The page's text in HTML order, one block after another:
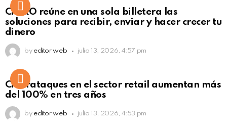
Not Safe For Work
Click to view this post
CiNKO reúne en una sola billetera las
soluciones para recibir, enviar y hacer crecer tu
dinero
by editor web julio 13, 2026, 4:57 pm
Ciberataques en el sector retail aumentan más
del 100% en tres años
by editor web julio 13, 2026, 4:53 pm